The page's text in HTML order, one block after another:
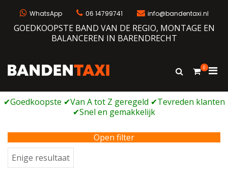
WhatsApp 06 14799741 info@bandentaxi.nl
GOEDKOOPSTE BAND VAN DE REGIO, MONTAGE EN
BALANCEREN IN BARENDRECHT
Bandengarage met eigen webshop
Toon
0
voor
Open filter
Enige resultaat